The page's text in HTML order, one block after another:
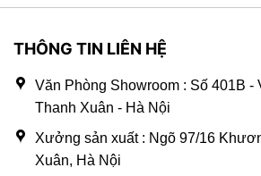
THÔNG TIN LIÊN HỆ
Văn Phòng Showroom : Số 401B -
Thanh Xuân - Hà Nội
Xưởng sản xuất : Ngõ 97/16
Xuân, Hà Nội